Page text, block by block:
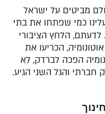
מביטים על ישראל
כמי שפתחו את בתי
. לדעתם, הלחץ הציבורי
הכריעו את
הפכה לברדק, לא
והגל השני הגיע.